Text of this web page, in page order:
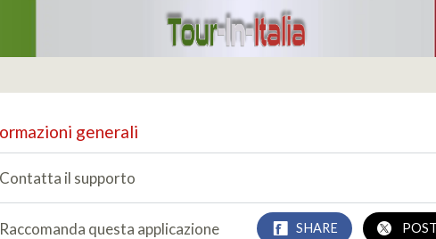
generali
Contatta il supporto
Raccomanda questa applicazione SHARE